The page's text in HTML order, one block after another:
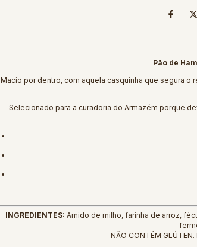
Pão de
Macio por dentro, com aquela casquinha que segura
Selecionado para a curadoria do Armazém porque
INGREDIENTES: Amido de milho, farinha de arroz,
NÃO CONTÉM